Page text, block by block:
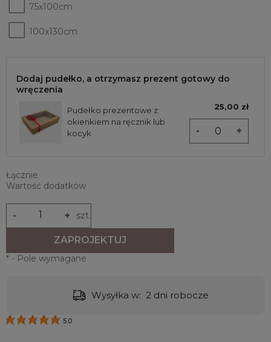
75x100cm
100x130cm
Dodaj pudełko, a otrzymasz prezent gotowy do
wręczenia
Pudełko prezentowe z
okienkiem na ręcznik lub
kocyk
25,00 zł
- +
Łącznie
Wartość dodatków
+
- szt.
ZAPROJEKTUJ
* - Pole wymagane
Wysyłka w: 2 dni robocze
5.0